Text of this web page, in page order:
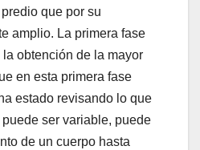
que por su
amplio. La primera fase
obtención de la mayor
en esta primera fase
estado revisando lo que
ser variable, puede
de un cuerpo hasta